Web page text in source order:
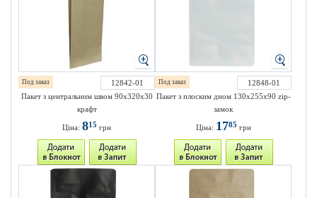
Под заказ
12842-01
Пакет з центральним швом 90х320х30
крафт
Ціна: 815 грн
Под заказ
12848-01
Пакет з плоским дном 130х255х90 zip-
замок
Ціна: 1785 грн